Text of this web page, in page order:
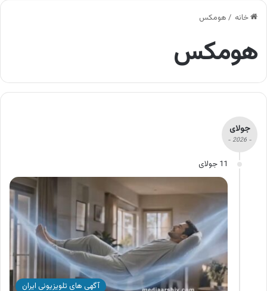
خانه / هومکس
هومکس
جولای
- 2026 -
11 جولای
آگهی های تلویزیونی ایران